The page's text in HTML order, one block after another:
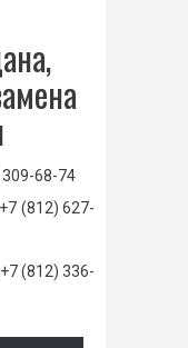
309-68-74
+7 (812) 627-
+7 (812) 336-